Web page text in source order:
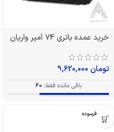
خرید عمده باتری 74 آمپر واریان
تومان
باقی مانده فقط: 60
بدون فرسوده